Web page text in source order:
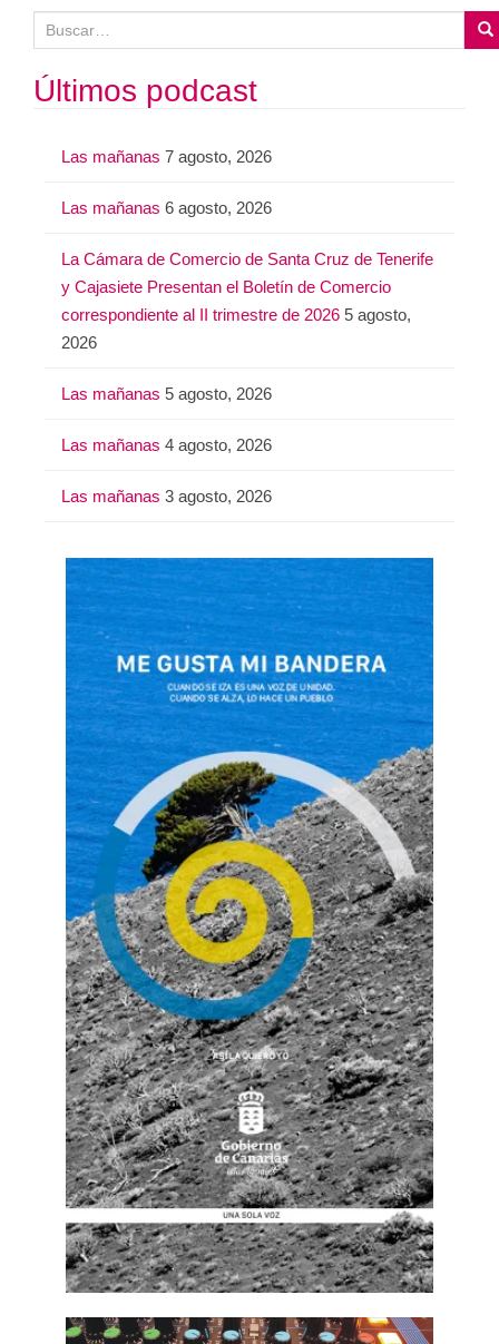
u
s
c
Últimos podcast
Las mañanas 7 agosto, 2026
Las mañanas 6 agosto, 2026
La Cámara de Comercio de Santa Cruz de Tenerife
y Cajasiete Presentan el Boletín de Comercio
correspondiente al II trimestre de 2026 5 agosto,
2026
Las mañanas 5 agosto, 2026
Las mañanas 4 agosto, 2026
Las mañanas 3 agosto, 2026